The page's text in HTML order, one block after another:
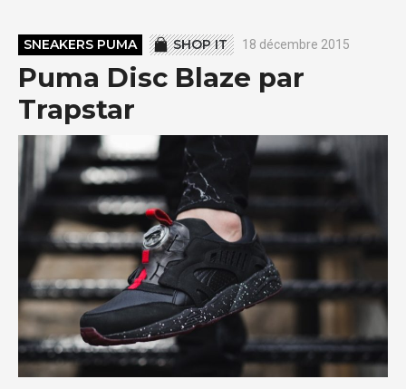
SNEAKERS PUMA SHOP IT 18 décembre 2015
Puma Disc Blaze par
Trapstar